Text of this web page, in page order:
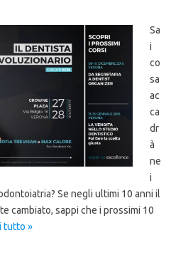
Sa
i
co
sa
ac
ca
dr
à
ne
i
Se negli ultimi 10 anni il
cambiato, sappi che i prossimi 10
tutto »